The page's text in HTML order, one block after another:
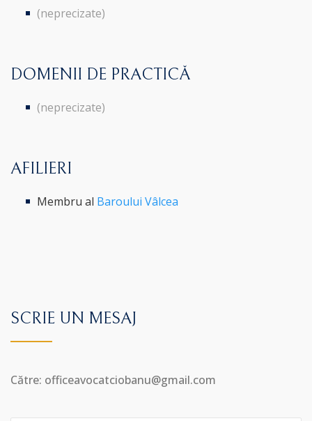
(neprecizate)
DOMENII DE PRACTICĂ
(neprecizate)
AFILIERI
Membru al Baroului Vâlcea
SCRIE UN MESAJ
Către: officeavocatciobanu@gmail.com